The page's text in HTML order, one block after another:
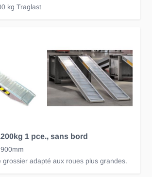
kg Traglast
1 pce., sans bord
grossier adapté aux roues plus grandes.